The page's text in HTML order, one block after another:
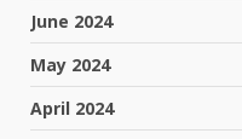
June 2024
May 2024
April 2024